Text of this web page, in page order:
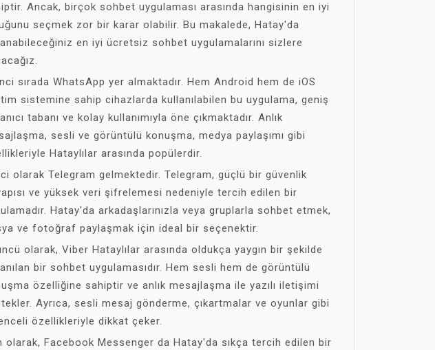
Ancak, birçok sohbet uygulaması arasında hangisinin en iyi
seçmek zor bir karar olabilir. Bu makalede, Hatay'da
en iyi ücretsiz sohbet uygulamalarını sizlere
sırada WhatsApp yer almaktadır. Hem Android hem de iOS
sistemine sahip cihazlarda kullanılabilen bu uygulama, geniş
tabanı ve kolay kullanımıyla öne çıkmaktadır. Anlık
sesli ve görüntülü konuşma, medya paylaşımı gibi
Hataylılar arasında popülerdir.
olarak Telegram gelmektedir. Telegram, güçlü bir güvenlik
ve yüksek veri şifrelemesi nedeniyle tercih edilen bir
Hatay'da arkadaşlarınızla veya gruplarla sohbet etmek,
ve fotoğraf paylaşmak için ideal bir seçenektir.
olarak, Viber Hataylılar arasında oldukça yaygın bir şekilde
bir sohbet uygulamasıdır. Hem sesli hem de görüntülü
özelliğine sahiptir ve anlık mesajlaşma ile yazılı iletişimi
Ayrıca, sesli mesaj gönderme, çıkartmalar ve oyunlar gibi
özellikleriyle dikkat çeker.
olarak, Facebook Messenger da Hatay'da sıkça tercih edilen bir